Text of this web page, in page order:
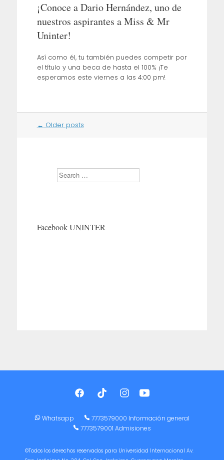
¡Conoce a Dario Hernández, uno de
nuestros aspirantes a Miss & Mr
Uninter!
Así como él, tu también puedes competir por
el título y una beca de hasta el 100% ¡Te
esperamos este viernes a las 4:00 pm!
Post
← Older posts
S
e
Facebook UNINTER
Whatsapp
7773579000 Información general
7773579001 Admisiones
©Todos los derechos reservados para Universidad Internacional Av.